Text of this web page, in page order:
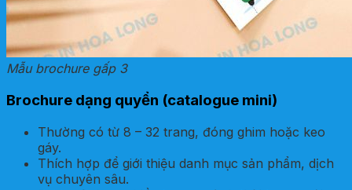
Mẫu brochure gấp 3
Brochure dạng quyển (catalogue mini)
Thường có từ 8 – 32 trang, đóng ghim hoặc keo
gáy.
Thích hợp để giới thiệu danh mục sản phẩm, dịch
vụ chuyên sâu.